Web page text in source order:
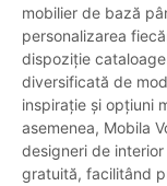
mobilier de bază
personalizarea
dispoziție
diversificată de
inspirație și opțiuni
asemenea, Mobila
designeri de
gratuită, facilitând